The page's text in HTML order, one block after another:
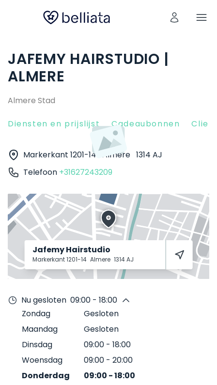
JAFEMY HAIRSTUDIO |
ALMERE
Almere Stad
Diensten en prijslijst Cadeaubonnen
Markerkant 1201-14 Almere 1314 AJ
Telefoon +31627243209
Jafemy Hairstudio
Markerkant 1201-14 Almere 1314 AJ
Nu gesloten 09:00 - 18:00
Zondag
Gesloten
Maandag
Gesloten
Dinsdag
09:00 - 18:00
Woensdag
09:00 - 20:00
Donderdag
09:00 -18:00